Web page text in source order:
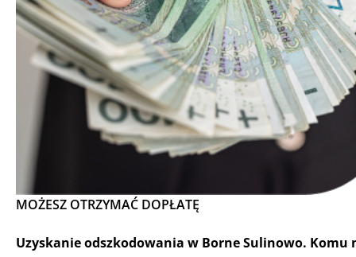
MOŻESZ OTRZYMAĆ DOPŁATĘ
Uzyskanie odszkodowania w Borne Sulinowo. Komu